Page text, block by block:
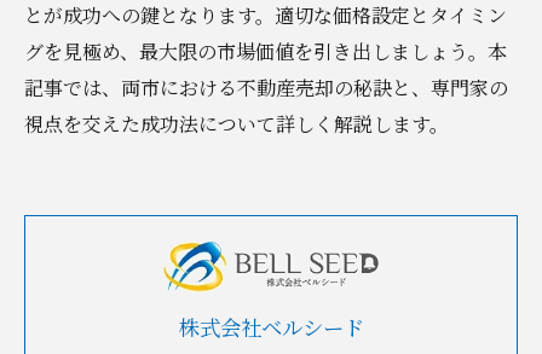
とが成功への鍵となります。適切な価格設定とタイミン
グを見極め、最大限の市場価値を引き出しましょう。本
記事では、両市における不動産売却の秘訣と、専門家の
視点を交えた成功法について詳しく解説します。
株式会社ベルシード